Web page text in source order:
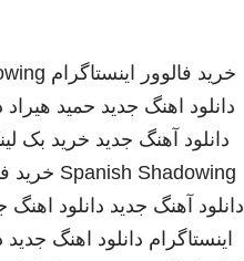
خرید فالوور اینستاگرام
دانلود اهنگ جدید حمید هیراد
دانلود آهنگ جدید خرید بک
Spanish Shadowing خرید
دانلود آهنگ جدید دانلود اهنگ
اینستاگرام دانلود اهنگ جدید